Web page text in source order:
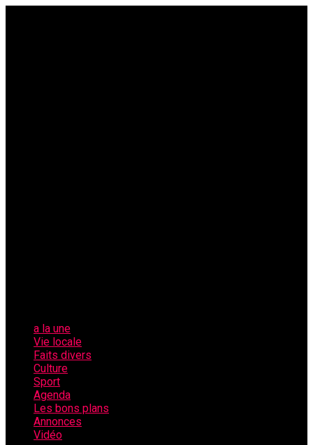
a la une
Vie locale
Faits divers
Culture
Sport
Agenda
Les bons plans
Annonces
Vidéo